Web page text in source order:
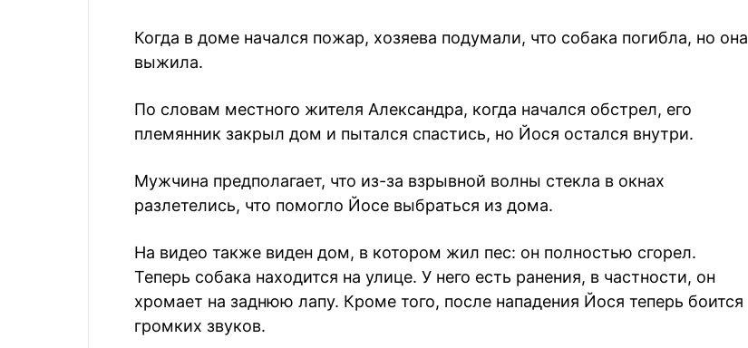
Когда в доме начался пожар, хозяева подумали, что собака погибла, но она
выжила.
По словам местного жителя Александра, когда начался обстрел, его
племянник закрыл дом и пытался спастись, но Йося остался внутри.
Мужчина предполагает, что из-за взрывной волны стекла в окнах
разлетелись, что помогло Йосе выбраться из дома.
На видео также виден дом, в котором жил пес: он полностью сгорел.
Теперь собака находится на улице. У него есть ранения, в частности, он
хромает на заднюю лапу. Кроме того, после нападения Йося теперь боится
громких звуков.